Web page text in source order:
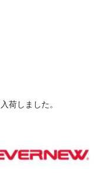
荷しました。